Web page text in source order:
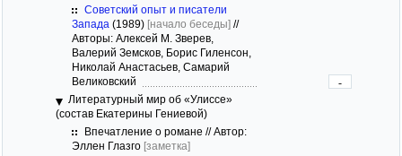
Советский опыт и писатели
Запада (1989) [начало беседы] //
Авторы: Алексей М. Зверев,
Валерий Земсков, Борис Гиленсон,
Николай Анастасьев, Самарий
Великовский
-
Литературный мир об «Улиссе»
(состав Екатерины Гениевой)
Впечатление о романе // Автор:
Эллен Глазго [заметка]